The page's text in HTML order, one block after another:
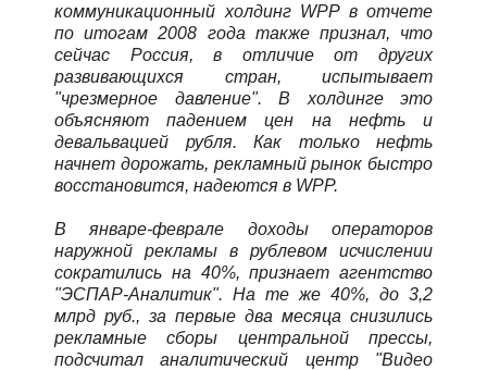
коммуникационный холдинг WPP в отчете
по итогам 2008 года также признал, что
сейчас Россия, в отличие от других
развивающихся стран, испытывает
"чрезмерное давление". В холдинге это
объясняют падением цен на нефть и
девальвацией рубля. Как только нефть
начнет дорожать, рекламный рынок быстро
восстановится, надеются в WPP.
В январе-феврале доходы операторов
наружной рекламы в рублевом исчислении
сократились на 40%, признает агентство
"ЭСПАР-Аналитик". На те же 40%, до 3,2
млрд руб., за первые два месяца снизились
рекламные сборы центральной прессы,
подсчитал аналитический центр "Видео